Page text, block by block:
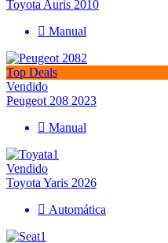
Toyota Auris 2010
Manual
Top Deals
Vendido
Peugeot 208 2023
Manual
Vendido
Toyota Yaris 2026
Automática